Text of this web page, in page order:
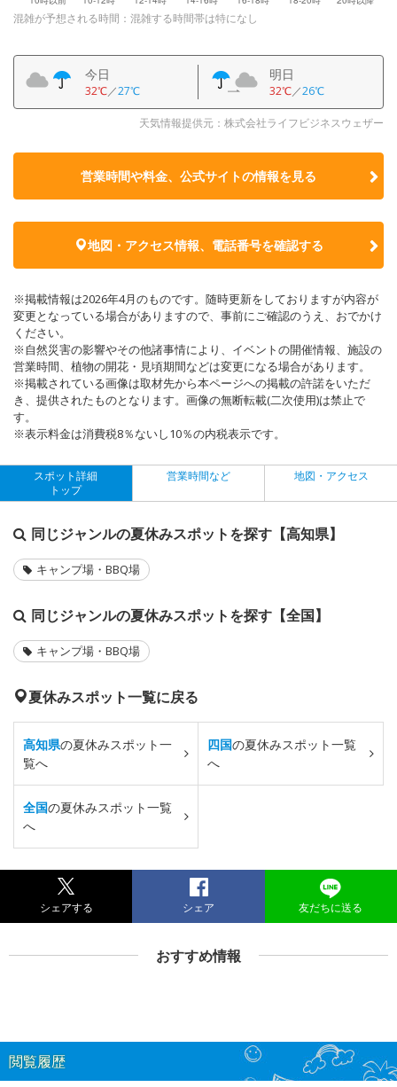
混雑が予想される時間：混雑する時間帯は特になし
今日
32℃／27℃
明日
32℃／26℃
天気情報提供元：株式会社ライフビジネスウェザー
営業時間や料金、公式サイトの情報を見る
地図・アクセス情報、電話番号を確認する
※掲載情報は2026年4月のものです。随時更新をしておりますが内容が
変更となっている場合がありますので、事前にご確認のうえ、おでかけ
ください。
※自然災害の影響やその他諸事情により、イベントの開催情報、施設の
営業時間、植物の開花・見頃期間などは変更になる場合があります。
※掲載されている画像は取材先から本ページへの掲載の許諾をいただ
き、提供されたものとなります。画像の無断転載(二次使用)は禁止で
す。
※表示料金は消費税8％ないし10％の内税表示です。
スポット詳細
トップ
営業時間など 地図・アクセス
同じジャンルの夏休みスポットを探す【高知県】
キャンプ場・BBQ場
同じジャンルの夏休みスポットを探す【全国】
キャンプ場・BBQ場
夏休みスポット一覧に戻る
高知県の夏休みスポット一
覧へ
四国の夏休みスポット一覧
へ
全国の夏休みスポット一覧
へ
シェアする シェア 友だちに送る
おすすめ情報
閲覧履歴